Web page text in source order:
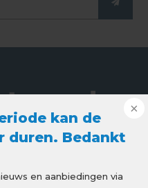
kan de
duren. Bedankt
en aanbiedingen via
kwaliteit dak en lood
levering en